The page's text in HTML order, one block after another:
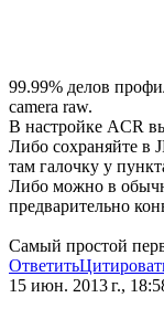
99.99% делов
camera raw.
В настройке ACR
Либо сохраняйте в
там галочку у
Либо можно в
предварительно
Самый простой
Ответить
15 июн. 2013 г.,